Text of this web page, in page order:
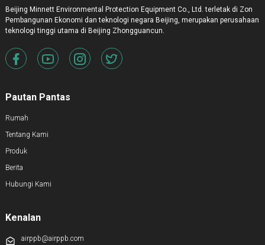
Beijing Minnett Environmental Protection Equipment Co., Ltd. terletak di Zon
Pembangunan Ekonomi dan teknologi negara Beijing, merupakan perusahaan
teknologi tinggi utama di Beijing Zhongguancun.
Pautan Pantas
Rumah
Tentang Kami
Produk
Berita
Hubungi Kami
Kenalan
airppb@airppb.com